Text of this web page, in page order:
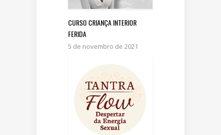
CURSO CRIANÇA INTERIOR
FERIDA
5 de novembro de 2021